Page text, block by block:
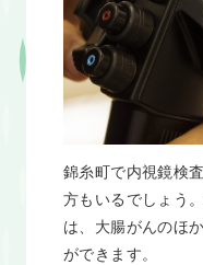
錦糸町で内視鏡検
方もいるでしょう
は、大腸がんのほ
ができます。